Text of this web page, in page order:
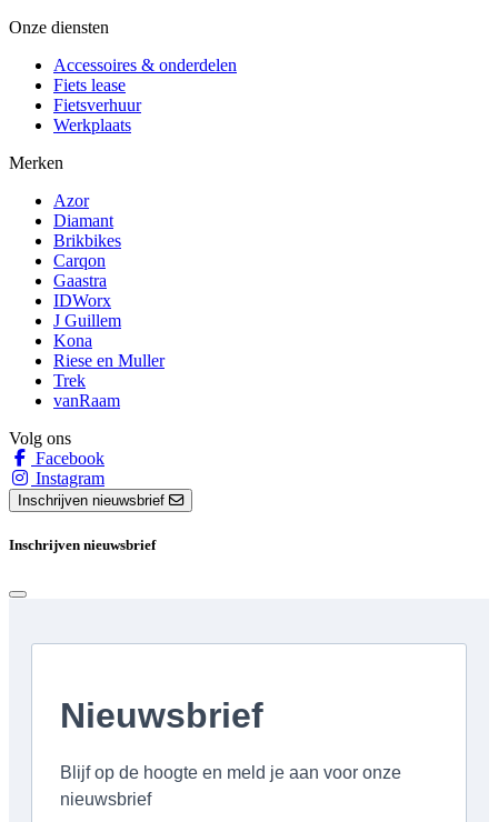
Onze diensten
Accessoires & onderdelen
Fiets lease
Fietsverhuur
Werkplaats
Merken
Azor
Diamant
Brikbikes
Carqon
Gaastra
IDWorx
J Guillem
Kona
Riese en Muller
Trek
vanRaam
Volg ons
Facebook
Instagram
Inschrijven nieuwsbrief
Inschrijven nieuwsbrief